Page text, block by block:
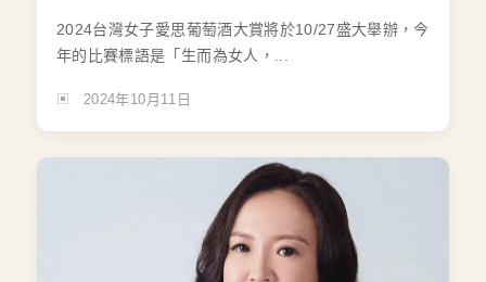
2024台灣女子愛思葡萄酒大賞將於10/27盛大舉辦，今
年的比賽標語是「生而為女人，...
2024年10月11日